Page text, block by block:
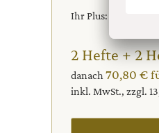
Ihr Plus: Zugriff
2 Hefte + 2
danach 70,80 €
inkl. MwSt., zzgl.